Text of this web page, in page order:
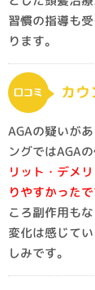
習慣の指導も
ります。
カ
AGAの疑いが
ングではAGA
リット・デメ
りやすかったで
ころ副作用も
変化は感じて
しみです。